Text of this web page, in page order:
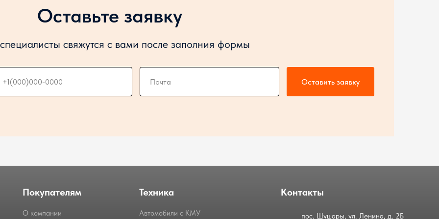
Оставьте заявку
свяжутся с вами после заполния формы
Оставить заявку
Покупателям
О компании
Техника
Автомобили с КМУ
Контакты
пос. Шушары, ул. Ленина, д. 2Б